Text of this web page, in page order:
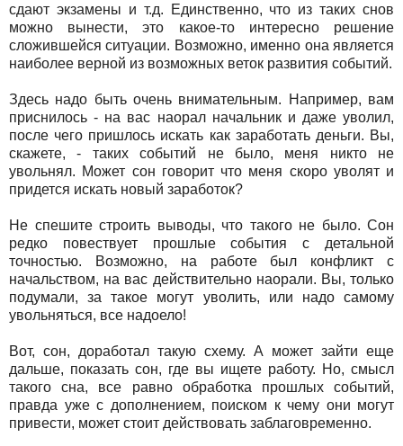
сдают экзамены и т.д. Единственно, что из таких снов
можно вынести, это какое-то интересно решение
сложившейся ситуации. Возможно, именно она является
наиболее верной из возможных веток развития событий.
Здесь надо быть очень внимательным. Например, вам
приснилось - на вас наорал начальник и даже уволил,
после чего пришлось искать как заработать деньги. Вы,
скажете, - таких событий не было, меня никто не
увольнял. Может сон говорит что меня скоро уволят и
придется искать новый заработок?
Не спешите строить выводы, что такого не было. Сон
редко повествует прошлые события с детальной
точностью. Возможно, на работе был конфликт с
начальством, на вас действительно наорали. Вы, только
подумали, за такое могут уволить, или надо самому
увольняться, все надоело!
Вот, сон, доработал такую схему. А может зайти еще
дальше, показать сон, где вы ищете работу. Но, смысл
такого сна, все равно обработка прошлых событий,
правда уже с дополнением, поиском к чему они могут
привести, может стоит действовать заблаговременно.